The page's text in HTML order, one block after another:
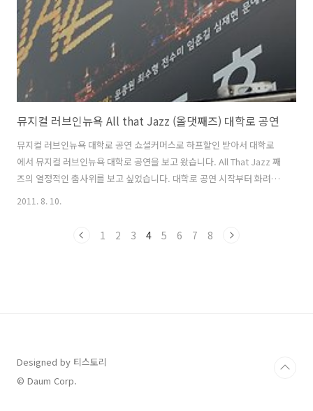
뮤지컬 러브인뉴욕 All that Jazz (올댓째즈) 대학로 공연
뮤지컬 러브인뉴욕 대학로 공연 쇼셜커머스로 하프할인 받아서 대학로
에서 뮤지컬 러브인뉴욕 대학로 공연을 보고 왔습니다. All That Jazz 째
즈의 열정적인 춤사위를 보고 싶었습니다. 대학로 공연 시작부터 화려한
배우진의 춤솜씨에 놀랬습니다. 최수형, 전수미, 심재현, 문예신, 심현준
떳습니다. 올댓째즈 공연의 처음 시작할때 배우들이 관객사이에서 스트
2011. 8. 10.
1 2 3 4 5 6 7 8
Designed by 티스토리
© Daum Corp.